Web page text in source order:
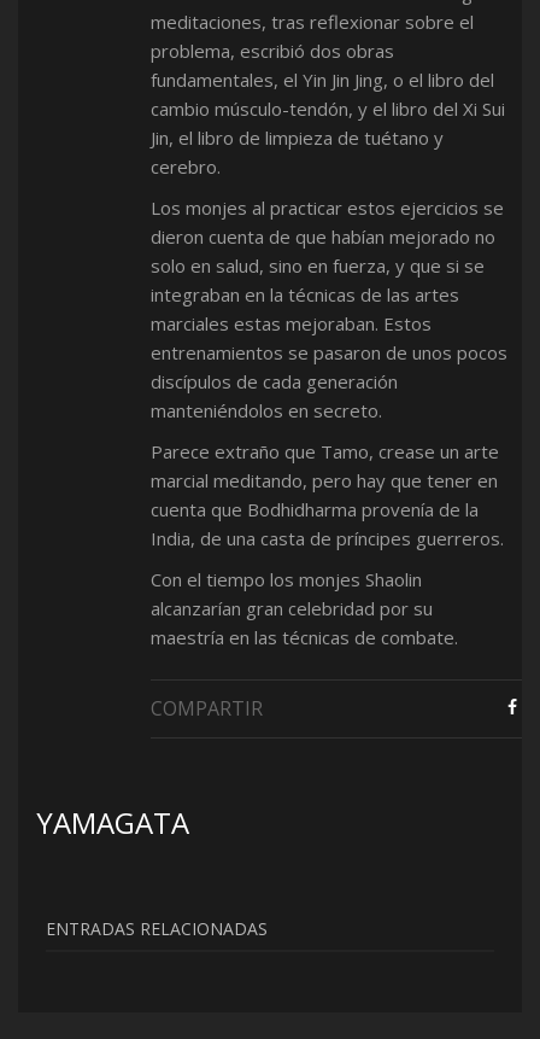
meditaciones, tras reflexionar sobre el
problema, escribió dos obras
fundamentales, el Yin Jin Jing, o el libro del
cambio músculo-tendón, y el libro del Xi Sui
Jin, el libro de limpieza de tuétano y
cerebro.
Los monjes al practicar estos ejercicios se
dieron cuenta de que habían mejorado no
solo en salud, sino en fuerza, y que si se
integraban en la técnicas de las artes
marciales estas mejoraban. Estos
entrenamientos se pasaron de unos pocos
discípulos de cada generación
manteniéndolos en secreto.
Parece extraño que Tamo, crease un arte
marcial meditando, pero hay que tener en
cuenta que Bodhidharma provenía de la
India, de una casta de príncipes guerreros.
Con el tiempo los monjes Shaolin
alcanzarían gran celebridad por su
maestría en las técnicas de combate.
COMPARTIR
YAMAGATA
ENTRADAS RELACIONADAS